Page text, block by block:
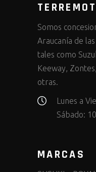
Somos
Araucanía de
tales como
Keeway,
otras.
Lunes a
Sábado:
MARCAS